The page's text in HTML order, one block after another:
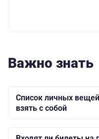
Важно знать
Список личных
взять с собой